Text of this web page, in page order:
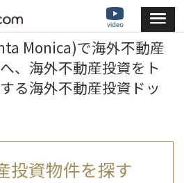
Monica)で海外不動産
、海外不動産投資をト
る海外不動産投資ドッ
投資物件を探す